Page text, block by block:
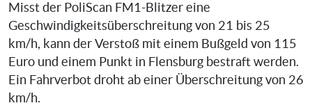
Misst der PoliScan FM1-Blitzer eine
Geschwindigkeitsüberschreitung von 21 bis 25
km/h, kann der Verstoß mit einem Bußgeld von 115
Euro und einem Punkt in Flensburg bestraft werden.
Ein Fahrverbot droht ab einer Überschreitung von 26
km/h.